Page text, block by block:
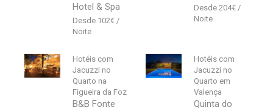
Hotel & Spa
102€
204€
Hotéis com
Jacuzzi no
Quarto na
Figueira da Foz
B&B Fonte
Hotéis com
Jacuzzi no
Quarto em
Valença
Quinta do